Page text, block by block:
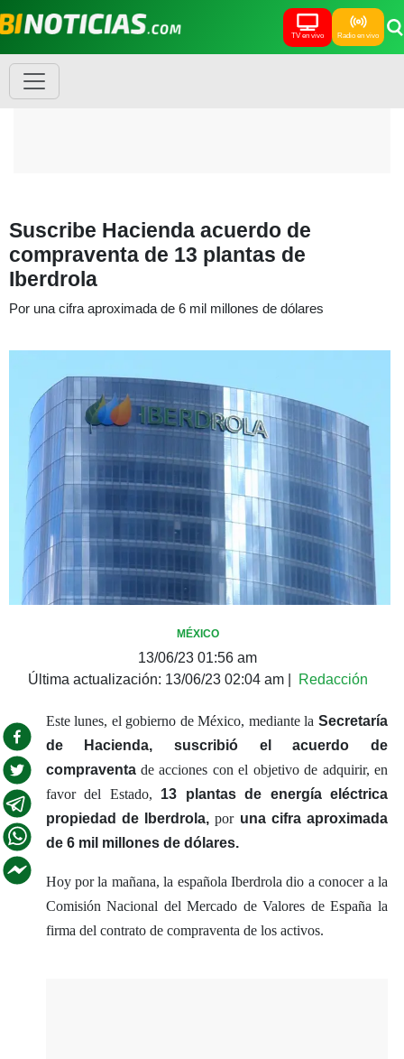
TV en vivo Radio en vivo
Suscribe Hacienda acuerdo de
compraventa de 13 plantas de
Iberdrola
Por una cifra aproximada de 6 mil millones de dólares
MÉXICO
13/06/23 01:56 am
Última actualización: 13/06/23 02:04 am| Redacción
Este lunes, el gobierno de México, mediante la Secretaría
de Hacienda, suscribió el acuerdo de
compraventade acciones con el objetivo de adquirir, en
favor del Estado, 13 plantas de energía eléctrica
propiedad de Iberdrola,por una cifra aproximada
de 6 mil millones de dólares.
Hoy por la mañana, la española Iberdrola dio a conocer a la
Comisión Nacional del Mercado de Valores de España la
firma del contrato de compraventa de los activos.